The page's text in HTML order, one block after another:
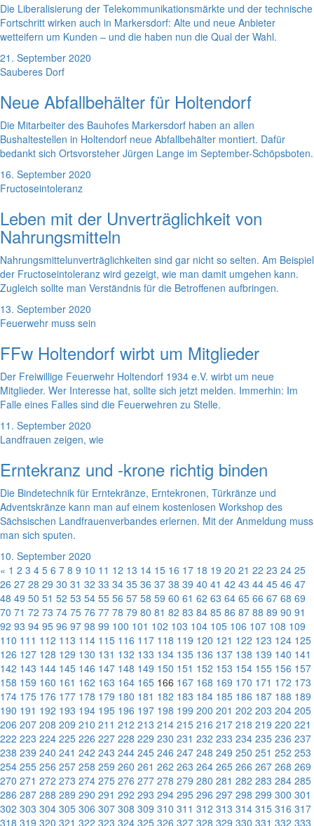
Die Liberalisierung der Telekommunikationsmärkte und der technische
Fortschritt wirken auch in Markersdorf: Alte und neue Anbieter
wetteifern um Kunden – und die haben nun die Qual der Wahl.
21. September 2020
Sauberes Dorf
Neue Abfallbehälter für Holtendorf
Die Mitarbeiter des Bauhofes Markersdorf haben an allen
Bushaltestellen in Holtendorf neue Abfallbehälter montiert. Dafür
bedankt sich Ortsvorsteher Jürgen Lange im September-Schöpsboten.
16. September 2020
Fructoseintoleranz
Leben mit der Unverträglichkeit von
Nahrungsmitteln
Nahrungsmittelunverträglichkeiten sind gar nicht so selten. Am Beispiel
der Fructoseintoleranz wird gezeigt, wie man damit umgehen kann.
Zugleich sollte man Verständnis für die Betroffenen aufbringen.
13. September 2020
Feuerwehr muss sein
FFw Holtendorf wirbt um Mitglieder
Der Freiwillige Feuerwehr Holtendorf 1934 e.V. wirbt um neue
Mitglieder. Wer Interesse hat, sollte sich jetzt melden. Immerhin: Im
Falle eines Falles sind die Feuerwehren zu Stelle.
11. September 2020
Landfrauen zeigen, wie
Erntekranz und -krone richtig binden
Die Bindetechnik für Erntekränze, Erntekronen, Türkränze und
Adventskränze kann man auf einem kostenlosen Workshop des
Sächsischen Landfrauenverbandes erlernen. Mit der Anmeldung muss
man sich sputen.
10. September 2020
« 1 2 3 4 5 6 7 8 9 10 11 12 13 14 15 16 17 18 19 20 21 22 23 24 25
26 27 28 29 30 31 32 33 34 35 36 37 38 39 40 41 42 43 44 45 46 47
48 49 50 51 52 53 54 55 56 57 58 59 60 61 62 63 64 65 66 67 68 69
70 71 72 73 74 75 76 77 78 79 80 81 82 83 84 85 86 87 88 89 90 91
92 93 94 95 96 97 98 99 100 101 102 103 104 105 106 107 108 109
110 111 112 113 114 115 116 117 118 119 120 121 122 123 124 125
126 127 128 129 130 131 132 133 134 135 136 137 138 139 140 141
142 143 144 145 146 147 148 149 150 151 152 153 154 155 156 157
158 159 160 161 162 163 164 165 166 167 168 169 170 171 172 173
174 175 176 177 178 179 180 181 182 183 184 185 186 187 188 189
190 191 192 193 194 195 196 197 198 199 200 201 202 203 204 205
206 207 208 209 210 211 212 213 214 215 216 217 218 219 220 221
222 223 224 225 226 227 228 229 230 231 232 233 234 235 236 237
238 239 240 241 242 243 244 245 246 247 248 249 250 251 252 253
254 255 256 257 258 259 260 261 262 263 264 265 266 267 268 269
270 271 272 273 274 275 276 277 278 279 280 281 282 283 284 285
286 287 288 289 290 291 292 293 294 295 296 297 298 299 300 301
302 303 304 305 306 307 308 309 310 311 312 313 314 315 316 317
318 319 320 321 322 323 324 325 326 327 328 329 330 331 332 333